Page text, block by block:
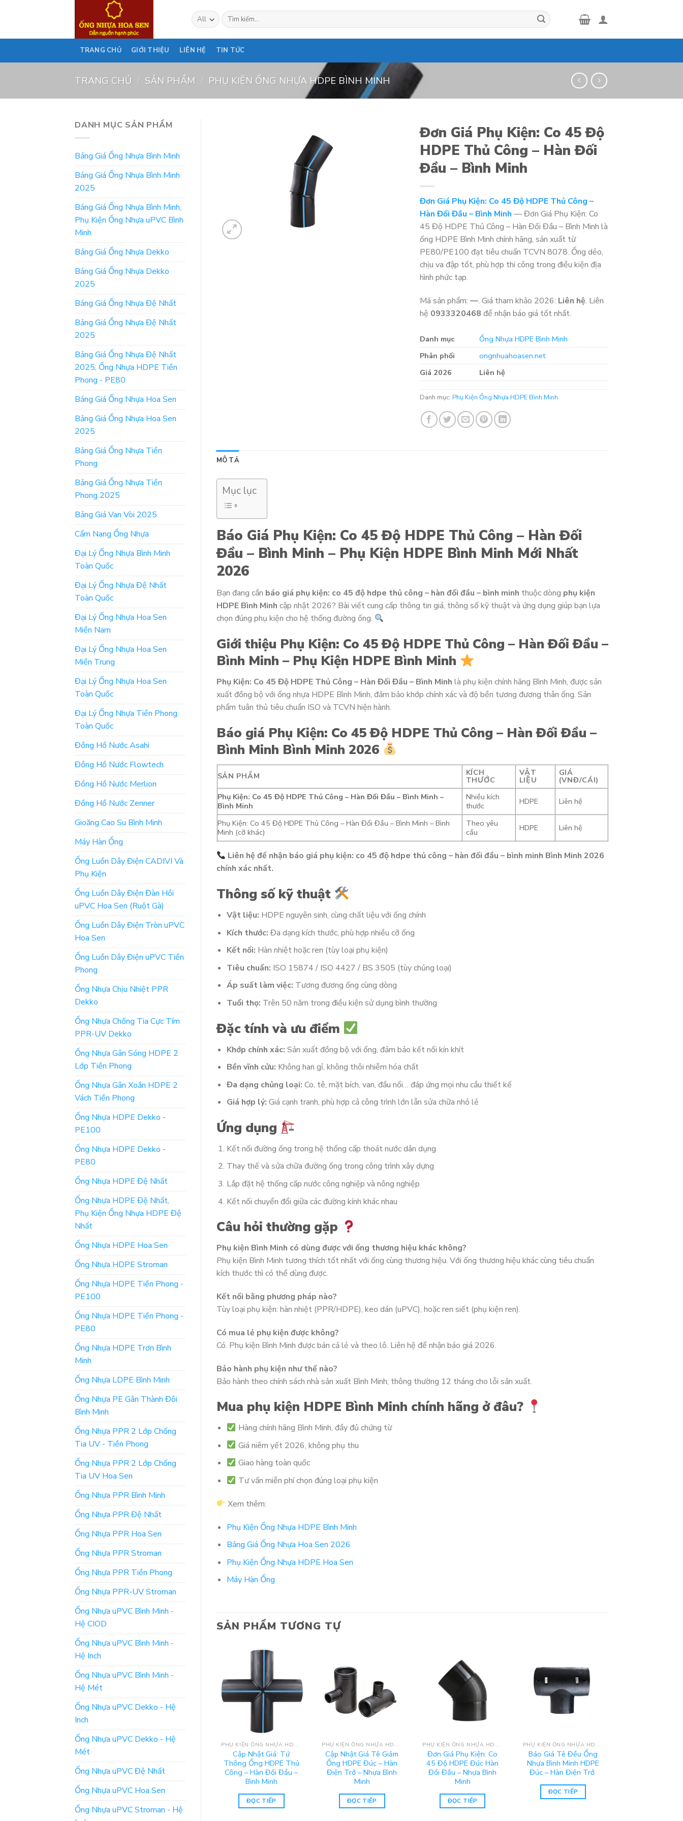
Tìm
kiếm:
TRANG CHỦ GIỚI THIỆU LIÊN HỆ TIN TỨC
TRANG CHỦ / SẢN PHẨM / PHỤ KIỆN ỐNG NHỰA HDPE BÌNH MINH
DANH MỤC SẢN PHẨM
Bảng Giá Ống Nhựa Bình Minh
Bảng Giá Ống Nhựa Bình Minh
2025
Bảng Giá Ống Nhựa Bình Minh,
Phụ Kiện Ống Nhựa uPVC Bình
Minh
Bảng Giá Ống Nhựa Dekko
Bảng Giá Ống Nhựa Dekko
2025
Bảng Giá Ống Nhựa Đệ Nhất
Bảng Giá Ống Nhựa Đệ Nhất
2025
Bảng Giá Ống Nhựa Đệ Nhất
2025, Ống Nhựa HDPE Tiền
Phong - PE80
Bảng Giá Ống Nhựa Hoa Sen
Bảng Giá Ống Nhựa Hoa Sen
2025
Bảng Giá Ống Nhựa Tiền
Phong
Bảng Giá Ống Nhựa Tiền
Phong 2025
Bảng Giá Van Vòi 2025
Cẩm Nang Ống Nhựa
Đại Lý Ống Nhựa Bình Minh
Toàn Quốc
Đại Lý Ống Nhựa Đệ Nhất
Toàn Quốc
Đại Lý Ống Nhựa Hoa Sen
Miền Nam
Đại Lý Ống Nhựa Hoa Sen
Miền Trung
Đại Lý Ống Nhựa Hoa Sen
Toàn Quốc
Đại Lý Ống Nhựa Tiền Phong
Toàn Quốc
Đồng Hồ Nước Asahi
Đồng Hồ Nước Flowtech
Đồng Hồ Nước Merlion
Đồng Hồ Nước Zenner
Gioăng Cao Su Bình Minh
Máy Hàn Ống
Ống Luồn Dây Điện CADIVI Và
Phụ Kiện
Ống Luồn Dây Điện Đàn Hồi
uPVC Hoa Sen (Ruột Gà)
Ống Luồn Dây Điện Tròn uPVC
Hoa Sen
Ống Luồn Dây Điện uPVC Tiền
Phong
Ống Nhựa Chịu Nhiệt PPR
Dekko
Ống Nhựa Chống Tia Cực Tím
PPR-UV Dekko
Ống Nhựa Gân Sóng HDPE 2
Lớp Tiền Phong
Ống Nhựa Gân Xoắn HDPE 2
Vách Tiền Phong
Ống Nhựa HDPE Dekko -
PE100
Ống Nhựa HDPE Dekko -
PE80
Ống Nhựa HDPE Đệ Nhất
Ống Nhựa HDPE Đệ Nhất,
Phụ Kiện Ống Nhựa HDPE Đệ
Nhất
Ống Nhựa HDPE Hoa Sen
Ống Nhựa HDPE Stroman
Ống Nhựa HDPE Tiền Phong -
PE100
Ống Nhựa HDPE Tiền Phong -
PE80
Ống Nhựa HDPE Trơn Bình
Minh
Ống Nhựa LDPE Bình Minh
Ống Nhựa PE Gân Thành Đôi
Bình Minh
Ống Nhựa PPR 2 Lớp Chống
Tia UV - Tiền Phong
Ống Nhựa PPR 2 Lớp Chống
Tia UV Hoa Sen
Ống Nhựa PPR Bình Minh
Ống Nhựa PPR Đệ Nhất
Ống Nhựa PPR Hoa Sen
Ống Nhựa PPR Stroman
Ống Nhựa PPR Tiền Phong
Ống Nhựa PPR-UV Stroman
Ống Nhựa uPVC Bình Minh -
Hệ CIOD
Ống Nhựa uPVC Bình Minh -
Hệ Inch
Ống Nhựa uPVC Bình Minh -
Hệ Mét
Ống Nhựa uPVC Dekko - Hệ
Inch
Ống Nhựa uPVC Dekko - Hệ
Mét
Ống Nhựa uPVC Đệ Nhất
Ống Nhựa uPVC Hoa Sen
Ống Nhựa uPVC Stroman - Hệ
Đơn Giá Phụ Kiện: Co 45 Độ
HDPE Thủ Công – Hàn Đối
Đầu – Bình Minh
Đơn Giá Phụ Kiện: Co 45 Độ HDPE Thủ Công –
Hàn Đối Đầu – Bình Minh — Đơn Giá Phụ Kiện: Co
45 Độ HDPE Thủ Công – Hàn Đối Đầu – Bình Minh là
ống HDPE Bình Minh chính hãng, sản xuất từ
PE80/PE100 đạt tiêu chuẩn TCVN 8078. Ống dẻo,
chịu va đập tốt, phù hợp thi công trong điều kiện địa
hình phức tạp.
Mã sản phẩm:—. Giá tham khảo 2026: Liên hệ. Liên
hệ 0933320468 để nhận báo giá tốt nhất.
Danh mục
Ống Nhựa HDPE Bình Minh
Phân phối
ongnhuahoasen.net
Giá 2026
Liên hệ
Danh mục:Phụ Kiện Ống Nhựa HDPE Bình Minh
MÔ TẢ
Mục lục
Báo Giá Phụ Kiện: Co 45 Độ HDPE Thủ Công – Hàn Đối
Đầu – Bình Minh – Phụ Kiện HDPE Bình Minh Mới Nhất
2026
Bạn đang cần báo giá phụ kiện: co 45 độ hdpe thủ công – hàn đối đầu – bình minh thuộc dòng phụ kiện
HDPE Bình Minh cập nhật 2026? Bài viết cung cấp thông tin giá, thông số kỹ thuật và ứng dụng giúp bạn lựa
chọn đúng phụ kiện cho hệ thống đường ống.
Giới thiệu Phụ Kiện: Co 45 Độ HDPE Thủ Công – Hàn Đối Đầu –
Bình Minh – Phụ Kiện HDPE Bình Minh
Phụ Kiện: Co 45 Độ HDPE Thủ Công – Hàn Đối Đầu – Bình Minh là phụ kiện chính hãng Bình Minh, được sản
xuất đồng bộ với ống nhựa HDPE Bình Minh, đảm bảo khớp chính xác và độ bền tương đương thân ống. Sản
phẩm tuân thủ tiêu chuẩn ISO và TCVN hiện hành.
Báo giá Phụ Kiện: Co 45 Độ HDPE Thủ Công – Hàn Đối Đầu –
Bình Minh Bình Minh 2026
SẢN PHẨM KÍCH
THƯỚC
VẬT
LIỆU
GIÁ
(VNĐ/CÁI)
Phụ Kiện: Co 45 Độ HDPE Thủ Công – Hàn Đối Đầu – Bình Minh –
Bình Minh
Nhiều kích
thước
HDPE Liên hệ
Phụ Kiện: Co 45 Độ HDPE Thủ Công – Hàn Đối Đầu – Bình Minh – Bình
Minh (cỡ khác)
Theo yêu
cầu
HDPE Liên hệ
Liên hệ để nhận báo giá phụ kiện: co 45 độ hdpe thủ công – hàn đối đầu – bình minh Bình Minh 2026
chính xác nhất.
Thông số kỹ thuật
Vật liệu: HDPE nguyên sinh, cùng chất liệu với ống chính
Kích thước: Đa dạng kích thước, phù hợp nhiều cỡ ống
Kết nối: Hàn nhiệt hoặc ren (tùy loại phụ kiện)
Tiêu chuẩn: ISO 15874 / ISO 4427 / BS 3505 (tùy chủng loại)
Áp suất làm việc: Tương đương ống cùng dòng
Tuổi thọ: Trên 50 năm trong điều kiện sử dụng bình thường
Đặc tính và ưu điểm
Khớp chính xác: Sản xuất đồng bộ với ống, đảm bảo kết nối kín khít
Bền vĩnh cửu: Không han gỉ, không thôi nhiễm hóa chất
Đa dạng chủng loại: Co, tê, mặt bích, van, đầu nối… đáp ứng mọi nhu cầu thiết kế
Giá hợp lý: Giá cạnh tranh, phù hợp cả công trình lớn lẫn sửa chữa nhỏ lẻ
Ứng dụng
Kết nối đường ống trong hệ thống cấp thoát nước dân dụng
Thay thế và sửa chữa đường ống trong công trình xây dựng
Lắp đặt hệ thống cấp nước công nghiệp và nông nghiệp
Kết nối chuyển đổi giữa các đường kính khác nhau
Câu hỏi thường gặp
Phụ kiện Bình Minh có dùng được với ống thương hiệu khác không?
Phụ kiện Bình Minh tương thích tốt nhất với ống cùng thương hiệu. Với ống thương hiệu khác cùng tiêu chuẩn
kích thước thì có thể dùng được.
Kết nối bằng phương pháp nào?
Tùy loại phụ kiện: hàn nhiệt (PPR/HDPE), keo dán (uPVC), hoặc ren siết (phụ kiện ren).
Có mua lẻ phụ kiện được không?
Có. Phụ kiện Bình Minh được bán cả lẻ và theo lô. Liên hệ để nhận báo giá 2026.
Bảo hành phụ kiện như thế nào?
Bảo hành theo chính sách nhà sản xuất Bình Minh, thông thường 12 tháng cho lỗi sản xuất.
Mua phụ kiện HDPE Bình Minh chính hãng ở đâu?
Hàng chính hãng Bình Minh, đầy đủ chứng từ
Giá niêm yết 2026, không phụ thu
Giao hàng toàn quốc
Tư vấn miễn phí chọn đúng loại phụ kiện
Xem thêm:
Phụ Kiện Ống Nhựa HDPE Bình Minh
Bảng Giá Ống Nhựa Hoa Sen 2026
Phụ Kiện Ống Nhựa HDPE Hoa Sen
Máy Hàn Ống
SẢN PHẨM TƯƠNG TỰ
PHỤ KIỆN ỐNG NHỰA HDPE BÌNH MINH
Cập Nhật Giá: Tứ
Thông Ống HDPE Thủ
Công – Hàn Đối Đầu –
Bình Minh
ĐỌC TIẾP
PHỤ KIỆN ỐNG NHỰA HDPE BÌNH MINH
Cập Nhật Giá Tê Giảm
Ống HDPE Đúc – Hàn
Điện Trở – Nhựa Bình
Minh
ĐỌC TIẾP
PHỤ KIỆN ỐNG NHỰA HDPE BÌNH MINH
Đơn Giá Phụ Kiện: Co
45 Độ HDPE Đúc Hàn
Đối Đầu – Nhựa Bình
Minh
ĐỌC TIẾP
PHỤ KIỆN ỐNG NHỰA HDPE BÌNH MINH
Báo Giá Tê Đều Ống
Nhựa Bình Minh HDPE
Đúc – Hàn Điện Trở
ĐỌC TIẾP
PHỤ KIỆN ỐNG NHỰA HDPE BÌNH MINH
Báo Giá: Phụ Kiện HDPE
Thủ Công – Hàn Đối
Đầu – Bình Minh: Tê 60,
– Bình Minh: Lơi 45 Độ
ĐỌC TIẾP